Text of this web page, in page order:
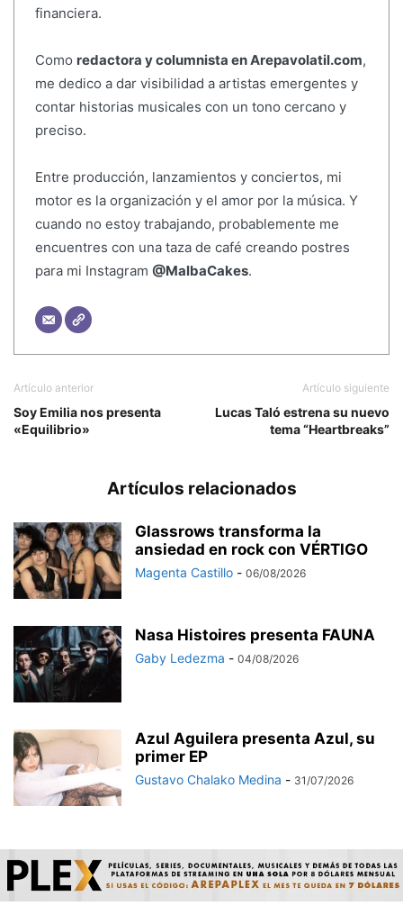
financiera.
Como redactora y columnista en Arepavolatil.com,
me dedico a dar visibilidad a artistas emergentes y
contar historias musicales con un tono cercano y
preciso.
Entre producción, lanzamientos y conciertos, mi
motor es la organización y el amor por la música. Y
cuando no estoy trabajando, probablemente me
encuentres con una taza de café creando postres
para mi Instagram @MalbaCakes.
Artículo anterior
Soy Emilia nos presenta
«Equilibrio»
Artículo siguiente
Lucas Taló estrena su nuevo
tema “Heartbreaks”
Artículos relacionados
Glassrows transforma la
ansiedad en rock con VÉRTIGO
Magenta Castillo - 06/08/2026
Nasa Histoires presenta FAUNA
Gaby Ledezma - 04/08/2026
Azul Aguilera presenta Azul, su
primer EP
Gustavo Chalako Medina - 31/07/2026